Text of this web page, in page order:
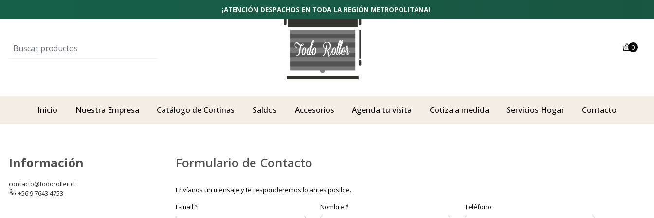
¡ATENCIÓN DESPACHOS EN TODA LA REGIÓN METROPOLITANA!
0
Inicio Nuestra Empresa Catálogo de Cortinas Saldos Accesorios Agenda tu visita Cotiza a medida Servicios Hogar Contacto
Información
contacto@todoroller.cl
+56 9 7643 4753
Formulario de Contacto
Envíanos un mensaje y te responderemos lo antes posible.
E-mail * Nombre * Teléfono